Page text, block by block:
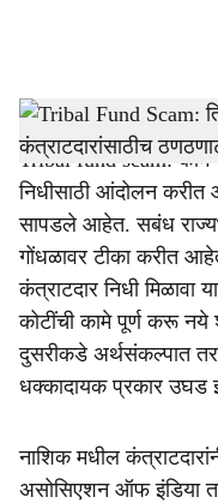
h
a
r
e
Sarkarnama
Tribal fund scam: कामे
निधीसाठी आंदोलन
सापडले आहेत. सबंध
गोंधळावर टीका करीत
कंत्राटदार निधी
कोटींची कामे पूर्ण करू नये
दुसरीकडे अर्थसंकल्पात
धक्कादायक प्रकार उघड
नाशिक मधील
असोसिएशन ऑफ इंडिया